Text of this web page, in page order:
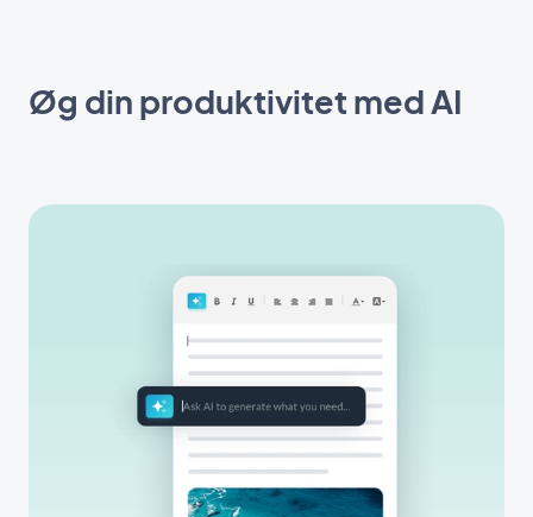
Øg din produktivitet med AI